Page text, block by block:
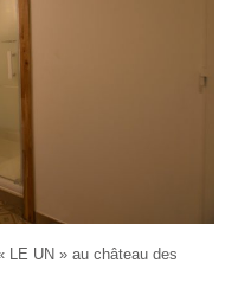
LE UN » au château des